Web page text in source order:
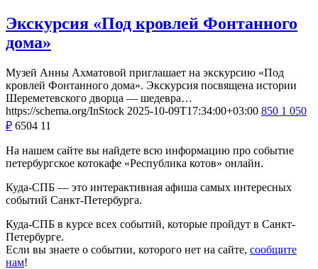
Экскурсия «Под кровлей Фонтанного
дома»
Музей Анны Ахматовой приглашает на экскурсию «Под
кровлей Фонтанного дома». Экскурсия посвящена истории
Шереметевского дворца — шедевра…
https://schema.org/InStock 2025-10-09T17:34:00+03:00 850 1 050
₽ 6504 11
На нашем сайте вы найдете всю информацию про событие
петербургское котокафе «Республика котов» онлайн.
Куда-СПБ — это интерактивная афиша самых интересных
событий Санкт-Петербурга.
Куда-СПБ в курсе всех событий, которые пройдут в Санкт-
Петербурге.
Если вы знаете о событии, которого нет на сайте, сообщите
нам!